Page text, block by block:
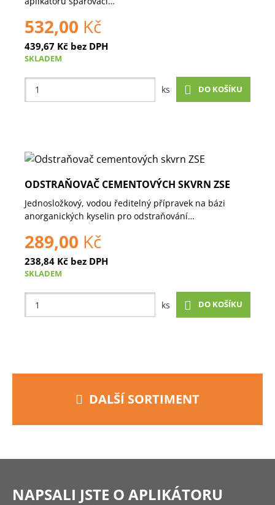
532,00 Kč
439,67 Kč bez DPH
SKLADEM
ks DO KOŠÍKU
ODSTRAŇOVAČ CEMENTOVÝCH SKVRN ZSE
Jednosložkový, vodou ředitelný přípravek na bázi
anorganických kyselin pro odstraňování…
289,00 Kč
238,84 Kč bez DPH
SKLADEM
ks DO KOŠÍKU
DALŠÍ SORTIMENT
NAPSALI JSTE O APLIKÁTORU